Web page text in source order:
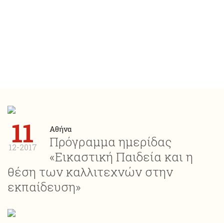
11
12-2017
Αθήνα
Πρόγραμμα ημερίδας
«Εικαστική Παιδεία και η
θέση των καλλιτεχνών στην
εκπαίδευση»